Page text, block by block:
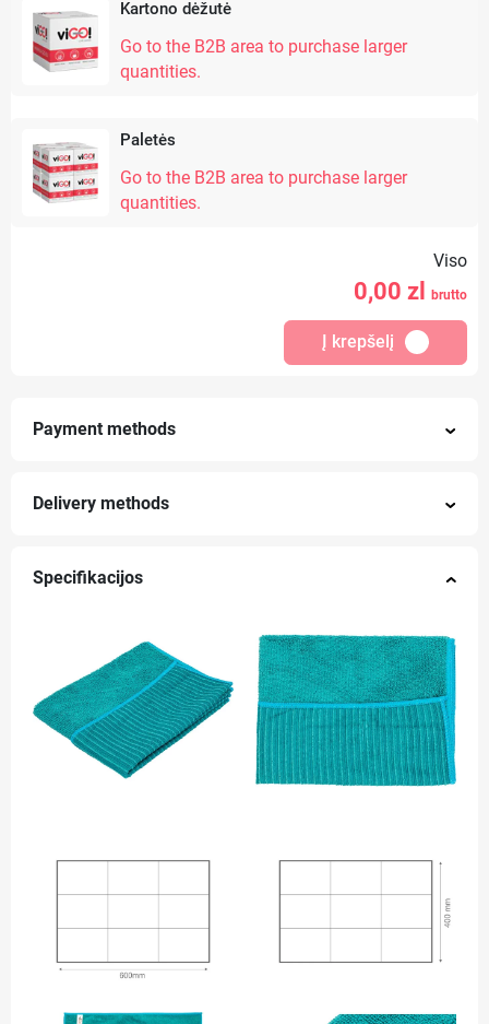
Kartono dėžutė
Go to the B2B area to purchase larger
quantities.
Paletės
Go to the B2B area to purchase larger
quantities.
Viso
0,00 zl brutto
Į krepšelį
Payment methods
Delivery methods
Specifikacijos